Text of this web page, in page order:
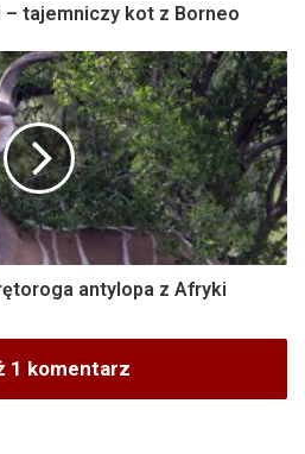
tajemniczy kot z Borneo
antylopa z Afryki
1 komentarz